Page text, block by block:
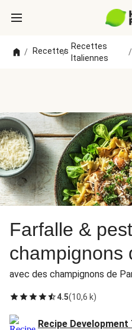
/ Recettes
/
Recettes
Italiennes
/
Farfalle &
champignons
avec des champignons de
4.5(10,6 k)
Recipe Development